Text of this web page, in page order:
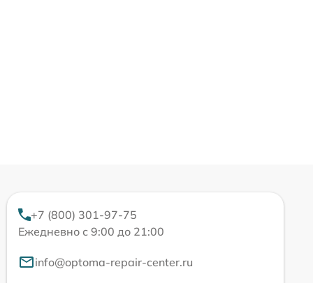
+7 (800) 301-97-75
Ежедневно с 9:00 до 21:00
info@optoma-repair-center.ru